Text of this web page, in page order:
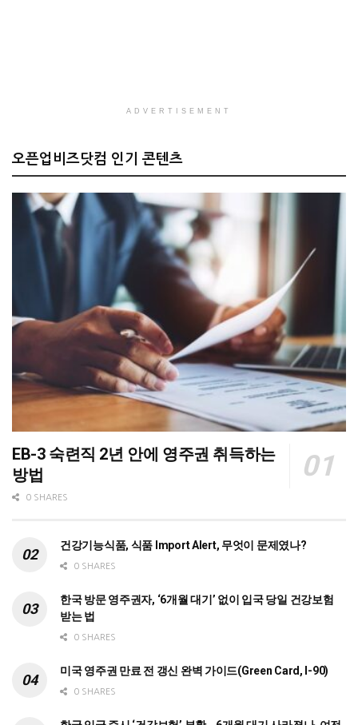
ADVERTISEMENT
오픈업비즈닷컴 인기 콘텐츠
EB-3 숙련직 2년 안에 영주권 취득하는
방법
0 SHARES
건강기능식품, 식품 Import Alert, 무엇이 문제였나?
0 SHARES
한국 방문 영주권자, ‘6개월 대기’ 없이 입국 당일 건강보험
받는 법
0 SHARES
미국 영주권 만료 전 갱신 완벽 가이드(Green Card, I-90)
0 SHARES